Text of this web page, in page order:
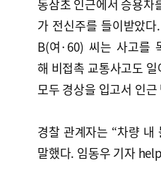
동삼초 인근에서 승용차
가 전신주를 들이받았
B(여·60) 씨는 사고를
해 비접촉 교통사고도
모두 경상을 입고서 인
경찰 관계자는 “차량 내
말했다. 임동우 기자